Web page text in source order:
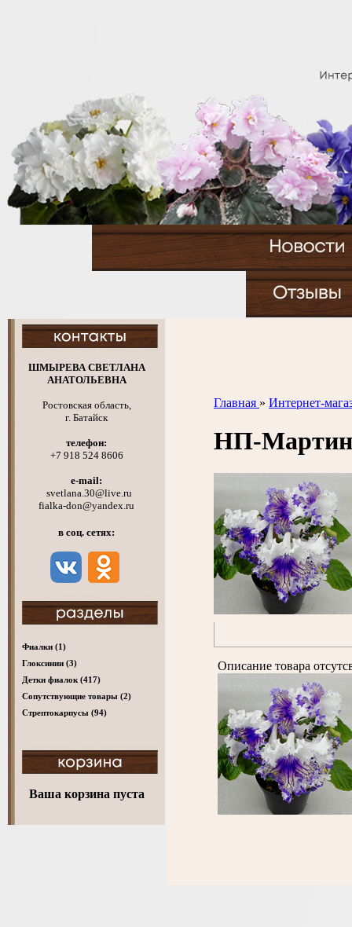
ШМЫРЕВА СВЕТЛАНА
АНАТОЛЬЕВНА
Ростовская область,
г. Батайск
телефон:
+7 918 524 8606
e-mail:
svetlana.30@live.ru
fialka-don@yandex.ru
в соц. сетях:
Фиалки (1)
Глоксинии (3)
Детки фиалок (417)
Cопутствующие товары (2)
Стрептокарпусы (94)
Ваша корзина пуста
Главная » Интернет-
НП-Мартин
Описание товара